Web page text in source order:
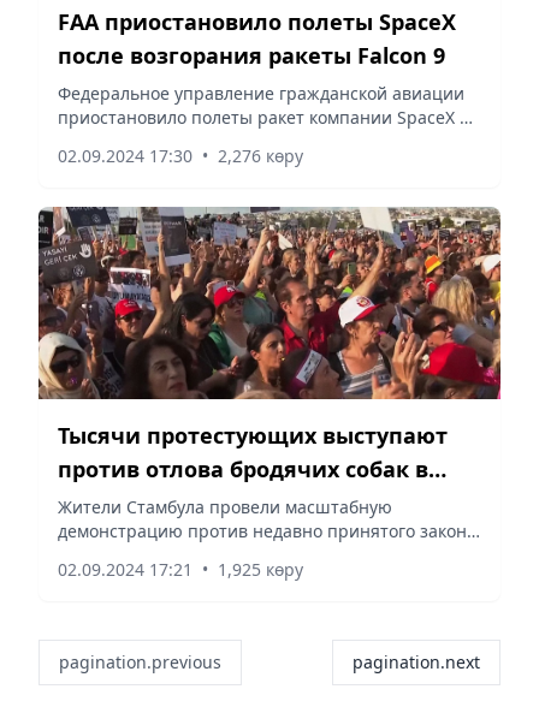
FAA приостановило полеты SpaceX
после возгорания ракеты Falcon 9
Федеральное управление гражданской авиации
приостановило полеты ракет компании SpaceX и
инцидента, произошедшего у побережья
02.09.2024 17:30 • 2,276 көру
Тысячи протестующих выступают
против отлова бродячих собак в
Стамбуле
Жители Стамбула провели масштабную
демонстрацию против недавно принятого закона.
привести к массовому уничтожению бездомных
02.09.2024 17:21 • 1,925 көру
pagination.previous pagination.next